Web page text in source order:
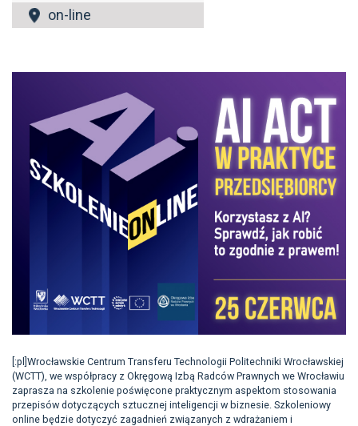
on-line
[:pl]Wrocławskie Centrum Transferu Technologii Politechniki Wrocławskiej
(WCTT), we współpracy z Okręgową Izbą Radców Prawnych we Wrocławiu
zaprasza na szkolenie poświęcone praktycznym aspektom stosowania
przepisów dotyczących sztucznej inteligencji w biznesie. Szkoleniowy
online będzie dotyczyć zagadnień związanych z wdrażaniem i